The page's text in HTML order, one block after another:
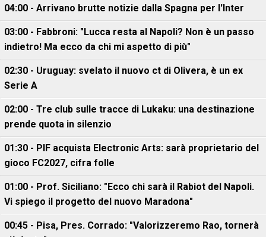
04:00 - Arrivano brutte notizie dalla Spagna per l'Inter
03:00 - Fabbroni: "Lucca resta al Napoli? Non è un passo
indietro! Ma ecco da chi mi aspetto di più"
02:30 - Uruguay: svelato il nuovo ct di Olivera, è un ex
Serie A
02:00 - Tre club sulle tracce di Lukaku: una destinazione
prende quota in silenzio
01:30 - PIF acquista Electronic Arts: sarà proprietario del
gioco FC2027, cifra folle
01:00 - Prof. Siciliano: "Ecco chi sarà il Rabiot del Napoli.
Vi spiego il progetto del nuovo Maradona"
00:45 - Pisa, Pres. Corrado: "Valorizzeremo Rao, tornerà